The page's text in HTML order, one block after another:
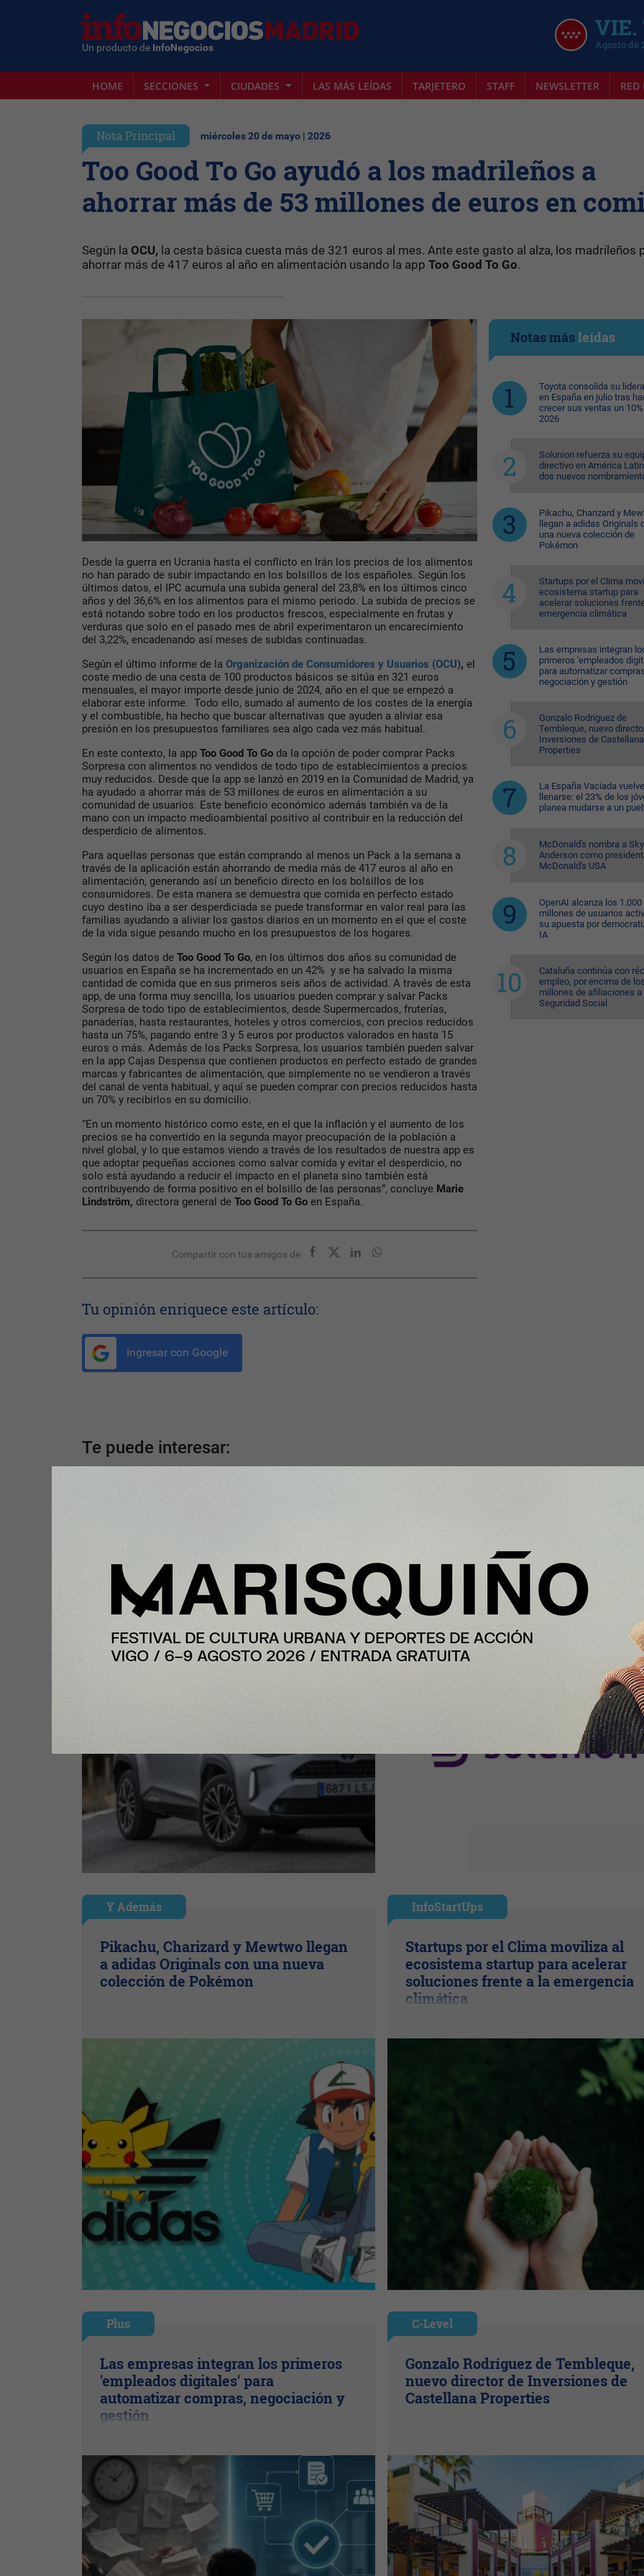
Un producto de InfoNegocios
VIE.
Agosto de
HOME SECCIONES CIUDADES LAS MÁS LEÍDAS TARJETERO STAFF NEWSLETTER
Nota Principal miércoles 20 de mayo | 2026
Too Good To Go ayudó a los madrileños a
ahorrar más de 53 millones de euros en
Según la OCU, la cesta básica cuesta más de 321 euros al mes. Ante este gasto al alza, los madrileños
ahorrar más de 417 euros al año en alimentación usando la app Too Good To Go.
Desde la guerra en Ucrania hasta el conflicto en Irán los precios de los alimentos
no han parado de subir impactando en los bolsillos de los españoles. Según los
últimos datos, el IPC acumula una subida general del 23,8% en los últimos cinco
años y del 36,6% en los alimentos para el mismo periodo. La subida de precios se
está notando sobre todo en los productos frescos, especialmente en frutas y
verduras que solo en el pasado mes de abril experimentaron un encarecimiento
del 3,22%, encadenando así meses de subidas continuadas.
Según el último informe de la Organización de Consumidores y Usuarios (OCU), el
coste medio de una cesta de 100 productos básicos se sitúa en 321 euros
mensuales, el mayor importe desde junio de 2024, año en el que se empezó a
elaborar este informe. Todo ello, sumado al aumento de los costes de la energía
y el combustible, ha hecho que buscar alternativas que ayuden a aliviar esa
presión en los presupuestos familiares sea algo cada vez más habitual.
En este contexto, la app Too Good To Go da la opción de poder comprar Packs
Sorpresa con alimentos no vendidos de todo tipo de establecimientos a precios
muy reducidos. Desde que la app se lanzó en 2019 en la Comunidad de Madrid, ya
ha ayudado a ahorrar más de 53 millones de euros en alimentación a su
comunidad de usuarios. Este beneficio económico además también va de la
mano con un impacto medioambiental positivo al contribuir en la reducción del
desperdicio de alimentos.
Para aquellas personas que están comprando al menos un Pack a la semana a
través de la aplicación están ahorrando de media más de 417 euros al año en
alimentación, generando así un beneficio directo en los bolsillos de los
consumidores. De esta manera se demuestra que comida en perfecto estado
cuyo destino iba a ser desperdiciada se puede transformar en valor real para las
familias ayudando a aliviar los gastos diarios en un momento en el que el coste
de la vida sigue pesando mucho en los presupuestos de los hogares.
Según los datos de Too Good To Go, en los últimos dos años su comunidad de
usuarios en España se ha incrementado en un 42% y se ha salvado la misma
cantidad de comida que en sus primeros seis años de actividad. A través de esta
app, de una forma muy sencilla, los usuarios pueden comprar y salvar Packs
Sorpresa de todo tipo de establecimientos, desde Supermercados, fruterías,
panaderías, hasta restaurantes, hoteles y otros comercios, con precios reducidos
hasta un 75%, pagando entre 3 y 5 euros por productos valorados en hasta 15
euros o más. Además de los Packs Sorpresa, los usuarios también pueden salvar
en la app Cajas Despensa que contienen productos en perfecto estado de grandes
marcas y fabricantes de alimentación, que simplemente no se vendieron a través
del canal de venta habitual, y aquí se pueden comprar con precios reducidos hasta
un 70% y recibirlos en su domicilio.
“En un momento histórico como este, en el que la inflación y el aumento de los
precios se ha convertido en la segunda mayor preocupación de la población a
nivel global, y lo que estamos viendo a través de los resultados de nuestra app es
que adoptar pequeñas acciones como salvar comida y evitar el desperdicio, no
solo está ayudando a reducir el impacto en el planeta sino también está
contribuyendo de forma positivo en el bolsillo de las personas”, concluye Marie
Lindström, directora general de Too Good To Go en España.
Compartir con tus amigos de
Tu opinión enriquece este artículo:
Ingresar con Google
Notas másleídas
Toyota consolida su
en España en julio tras
crecer sus ventas un
2026
Solunion refuerza su
directivo en América
dos nuevos
Pikachu, Charizard y
llegan a adidas Originals
una nueva colección de
Pokémon
Startups por el Clima
ecosistema startup para
acelerar soluciones
emergencia climática
Las empresas integran
primeros 'empleados
para automatizar
negociación y gestión
Gonzalo Rodríguez de
Tembleque, nuevo
Inversiones de Castellana
Properties
La España Vaciada
llenarse: el 23% de los
planea mudarse a un
McDonald's nombra a
Anderson como
McDonald's USA
OpenAI alcanza los 1.000
millones de usuarios
su apuesta por
IA
Cataluña continúa con
empleo, por encima de
millones de afiliaciones a
Seguridad Social
Te puede interesar:
ventas un 10% en 2026
en América Latina con dos nuevos
nombramientos
Y Además
Pikachu, Charizard y Mewtwo llegan
a adidas Originals con una nueva
colección de Pokémon
InfoStartUps
Startups por el Clima moviliza al
ecosistema startup para acelerar
soluciones frente a la emergencia
climática
Plus
Las empresas integran los primeros
'empleados digitales' para
automatizar compras, negociación y
gestión
C-Level
Gonzalo Rodríguez de Tembleque,
nuevo director de Inversiones de
Castellana Properties